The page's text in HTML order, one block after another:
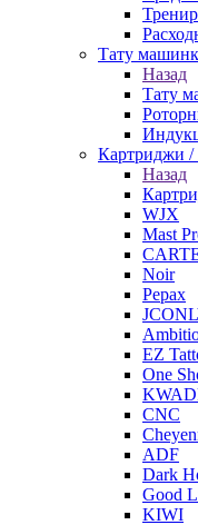
Тату
Назад
Тату
Картриджи
Назад
WJX
Mast
Noir
Pepax
EZ
One
CNC
ADF
Dark
Good
KIWI